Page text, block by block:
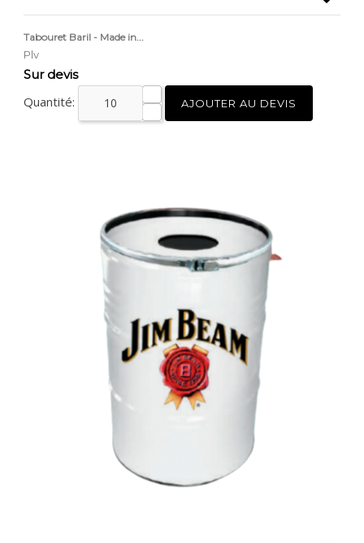
Tabouret Baril - Made in...
Plv
Prix
Sur devis
Quantité: AJOUTER AU DEVIS